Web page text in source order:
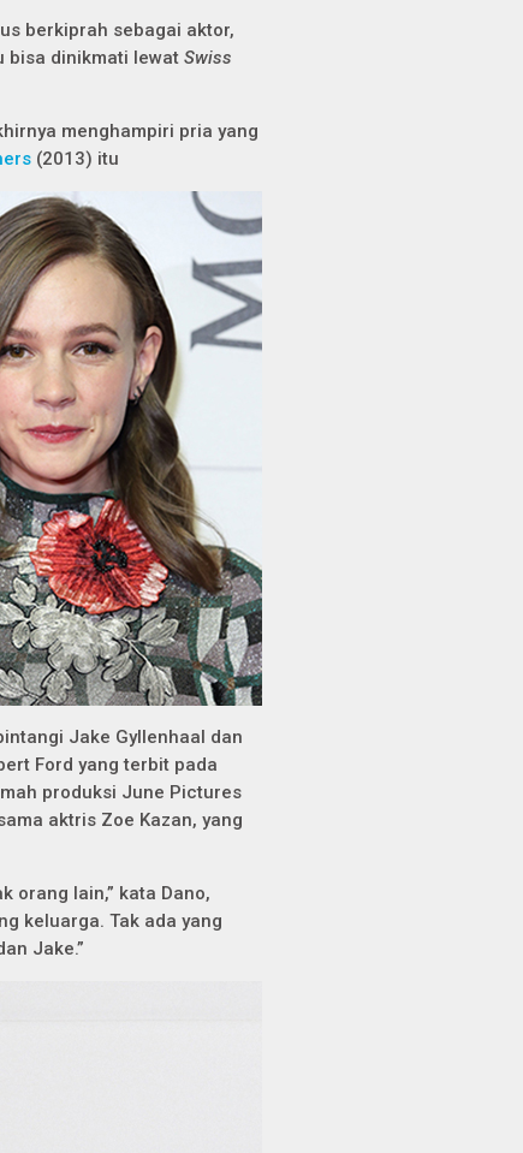
berkiprah sebagai aktor,
bisa dinikmati lewat Swiss
menghampiri pria yang
(2013) itu
Jake Gyllenhaal dan
Ford yang terbit pada
produksi June Pictures
aktris Zoe Kazan, yang
orang lain,” kata Dano,
keluarga. Tak ada yang
Jake.”